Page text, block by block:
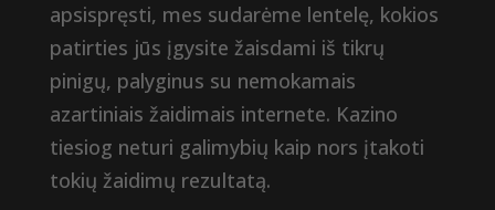
apsispręsti, mes sudarėme lentelę, kokios
patirties jūs įgysite žaisdami iš tikrų
pinigų, palyginus su nemokamais
azartiniais žaidimais internete. Kazino
tiesiog neturi galimybių kaip nors įtakoti
tokių žaidimų rezultatą.